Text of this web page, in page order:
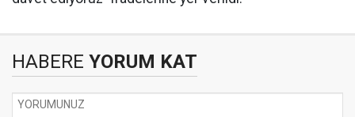
HABERE YORUM KAT